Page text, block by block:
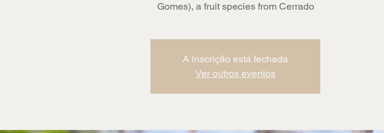
Gomes), a fruit species from Cerrado
A inscrição está fechada
Ver outros eventos